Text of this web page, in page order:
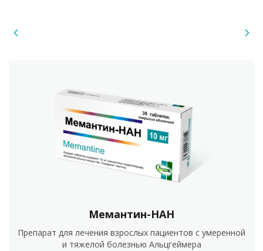
Мемантин-НАН
Препарат для лечения взрослых пациентов с умеренной
и тяжелой болезнью Альцгеймера